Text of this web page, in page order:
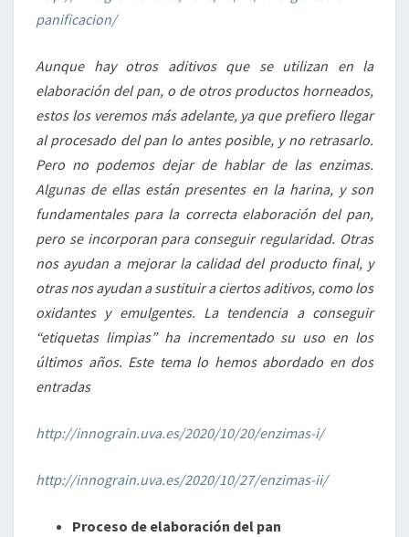
panificacion/
Aunque hay otros aditivos que se utilizan en la
elaboración del pan, o de otros productos horneados,
estos los veremos más adelante, ya que prefiero llegar
al procesado del pan lo antes posible, y no retrasarlo.
Pero no podemos dejar de hablar de las enzimas.
Algunas de ellas están presentes en la harina, y son
fundamentales para la correcta elaboración del pan,
pero se incorporan para conseguir regularidad. Otras
nos ayudan a mejorar la calidad del producto final, y
otras nos ayudan a sustituir a ciertos aditivos, como los
oxidantes y emulgentes. La tendencia a conseguir
“etiquetas limpias” ha incrementado su uso en los
últimos años. Este tema lo hemos abordado en dos
entradas
http://innograin.uva.es/2020/10/20/enzimas-i/
http://innograin.uva.es/2020/10/27/enzimas-ii/
Proceso de elaboración del pan